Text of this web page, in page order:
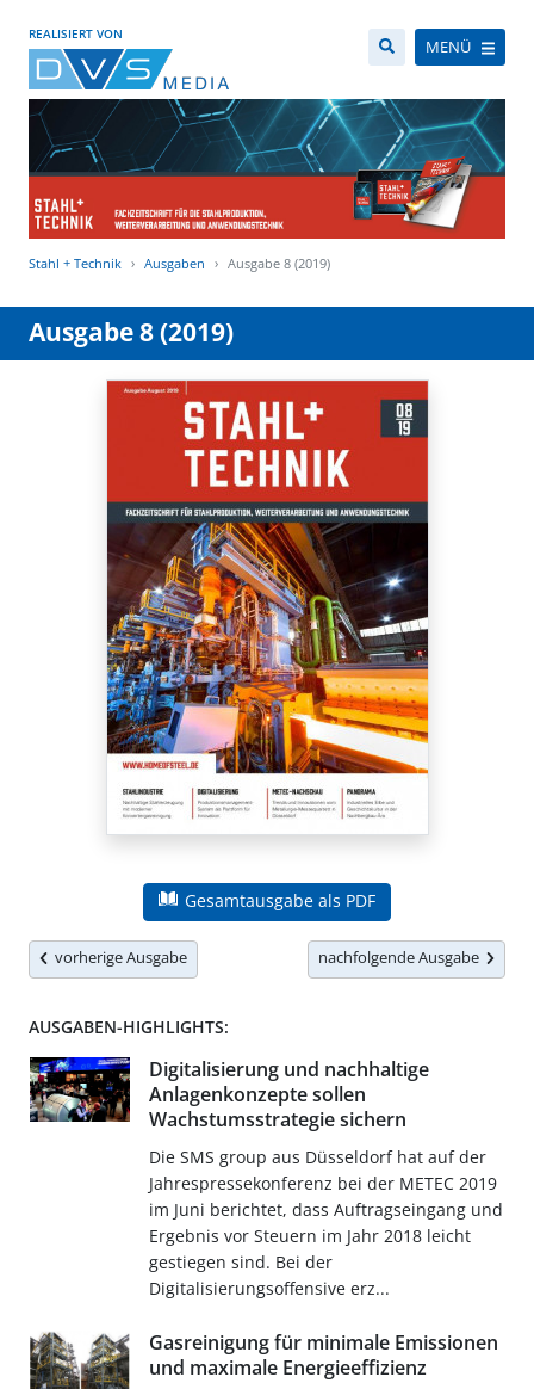
REALISIERT VON
MENÜ
Stahl + Technik Ausgaben Ausgabe 8 (2019)
Ausgabe 8 (2019)
Gesamtausgabe als PDF
vorherige Ausgabe nachfolgende Ausgabe
AUSGABEN-HIGHLIGHTS:
Digitalisierung und nachhaltige
Anlagenkonzepte sollen
Wachstumsstrategie sichern
Die SMS group aus Düsseldorf hat auf der
Jahrespressekonferenz bei der METEC 2019
im Juni berichtet, dass Auftragseingang und
Ergebnis vor Steuern im Jahr 2018 leicht
gestiegen sind. Bei der
Digitalisierungsoffensive erz...
Gasreinigung für minimale Emissionen
und maximale Energieeffizienz